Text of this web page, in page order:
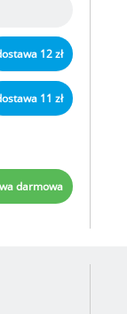
12 zł
11 zł
darmowa